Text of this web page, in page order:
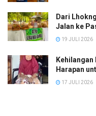
Dari
Jalan ke
19 JULI 2026
Harapan
17 JULI 2026